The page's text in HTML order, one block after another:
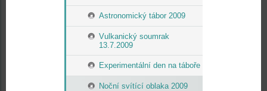
Astronomický tábor 2009
Vulkanický soumrak
13.7.2009
Experimentální den na táboře
Noční svítící oblaka 2009